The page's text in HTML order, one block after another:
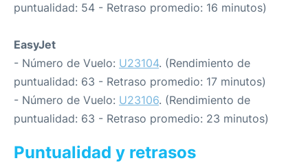
puntualidad: 54 - Retraso promedio: 16 minutos)
EasyJet
- Número de Vuelo: U23104. (Rendimiento de
puntualidad: 63 - Retraso promedio: 17 minutos)
- Número de Vuelo: U23106. (Rendimiento de
puntualidad: 63 - Retraso promedio: 23 minutos)
Puntualidad y retrasos